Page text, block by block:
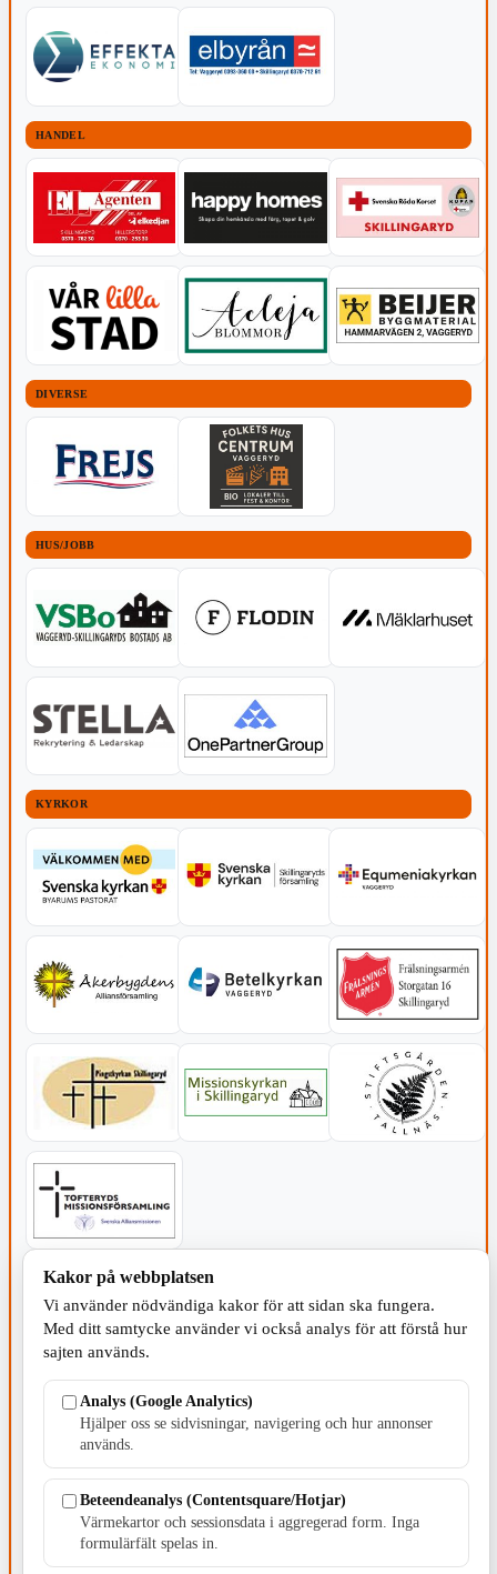
HANDEL
DIVERSE
HUS/JOBB
KYRKOR
SERVICE - MOTOR
TILLVERKNING
Kakor på webbplatsen
Vi använder nödvändiga kakor för att sidan ska fungera.
Med ditt samtycke använder vi också analys för att förstå hur
sajten används.
Analys (Google Analytics)
Hjälper oss se sidvisningar, navigering och hur annonser
används.
Beteendeanalys (Contentsquare/Hotjar)
Värmekartor och sessionsdata i aggregerad form. Inga
formulärfält spelas in.